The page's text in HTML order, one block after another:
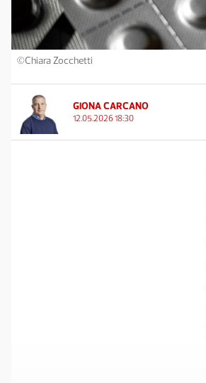
©Chiara Zocchetti
GIONA CARCANO
12.05.2026 18:30